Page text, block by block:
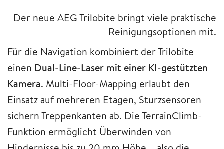
Der neue AEG Trilobite bringt viele praktische
Reinigungsoptionen mit.
Für die Navigation kombiniert der Trilobite
einen Dual-Line-Laser mit einer KI-gestützten
Kamera. Multi-Floor-Mapping erlaubt den
Einsatz auf mehreren Etagen, Sturzsensoren
sichern Treppenkanten ab. Die TerrainClimb-
Funktion ermöglicht Überwinden von